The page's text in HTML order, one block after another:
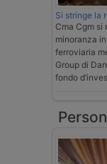
Si stringe la
Cma Cgm si
minoranza
ferroviaria
Group di
fondo